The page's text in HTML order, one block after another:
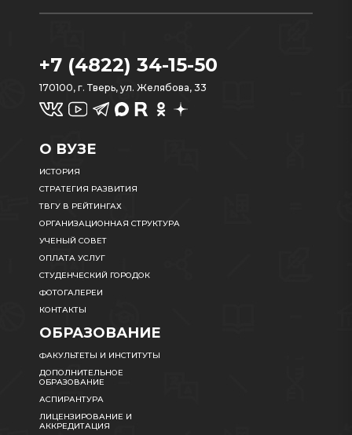
+7 (4822) 34-15-50
170100, г. Тверь, ул. Желябова, 33
О ВУЗЕ
ИСТОРИЯ
СТРАТЕГИЯ РАЗВИТИЯ
ТВГУ В РЕЙТИНГАХ
ОРГАНИЗАЦИОННАЯ СТРУКТУРА
УЧЕНЫЙ СОВЕТ
ОПЛАТА УСЛУГ
СТУДЕНЧЕСКИЙ ГОРОДОК
ФОТОГАЛЕРЕИ
КОНТАКТЫ
ОБРАЗОВАНИЕ
ФАКУЛЬТЕТЫ И ИНСТИТУТЫ
ДОПОЛНИТЕЛЬНОЕ
ОБРАЗОВАНИЕ
АСПИРАНТУРА
ЛИЦЕНЗИРОВАНИЕ И
АККРЕДИТАЦИЯ